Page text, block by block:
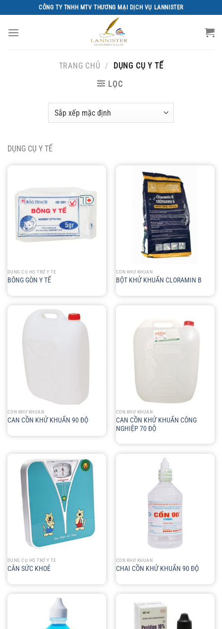
đến
nội
CÔNG TY TNHH MTV THƯƠNG MẠI DỊCH VỤ LANNISTER
TRANG CHỦ /
DỤNG CỤ Y TẾ
LỌC
DỤNG CỤ Y TẾ
DỤNG CỤ HỖ TRỢ Y TẾ
BÔNG GÒN Y TẾ
CỒN KHỬ KHUẨN
BỘT KHỬ KHUẨN CLORAMIN B
CỒN KHỬ KHUẨN
CAN CỒN KHỬ KHUẨN 90 ĐỘ
CỒN KHỬ KHUẨN
CAN CỒN KHỬ KHUẨN CÔNG
NGHIỆP 70 ĐỘ
DỤNG CỤ HỖ TRỢ Y TẾ
CÂN SỨC KHOẺ
CỒN KHỬ KHUẨN
CHAI CỒN KHỬ KHUẨN 90 ĐỘ